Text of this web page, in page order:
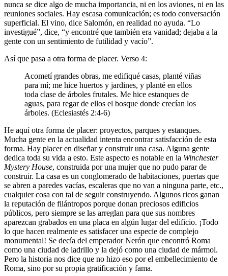
nunca se dice algo de mucha importancia, ni en los aviones, ni en las
reuniones sociales. Hay escasa comunicación; es todo conversación
superficial. El vino, dice Salomón, en realidad no ayuda. “Lo
investigué”, dice, “y encontré que también era vanidad; dejaba a la
gente con un sentimiento de futilidad y vacío”.
Así que pasa a otra forma de placer. Verso 4:
Acometí grandes obras, me edifiqué casas, planté viñas
para mí; me hice huertos y jardines, y planté en ellos
toda clase de árboles frutales. Me hice estanques de
aguas, para regar de ellos el bosque donde crecían los
árboles. (Eclesiastés 2:4-6)
He aquí otra forma de placer: proyectos, parques y estanques.
Mucha gente en la actualidad intenta encontrar satisfacción de esta
forma. Hay placer en diseñar y construir una casa. Alguna gente
dedica toda su vida a esto. Este aspecto es notable en la Winchester
Mystery House, construida por una mujer que no pudo parar de
construir. La casa es un conglomerado de habitaciones, puertas que
se abren a paredes vacías, escaleras que no van a ninguna parte, etc.,
cualquier cosa con tal de seguir construyendo. Algunos ricos ganan
la reputación de filántropos porque donan preciosos edificios
públicos, pero siempre se las arreglan para que sus nombres
aparezcan grabados en una placa en algún lugar del edificio. ¡Todo
lo que hacen realmente es satisfacer una especie de complejo
monumental! Se decía del emperador Nerón que encontró Roma
como una ciudad de ladrillo y la dejó como una ciudad de mármol.
Pero la historia nos dice que no hizo eso por el embellecimiento de
Roma, sino por su propia gratificación y fama.